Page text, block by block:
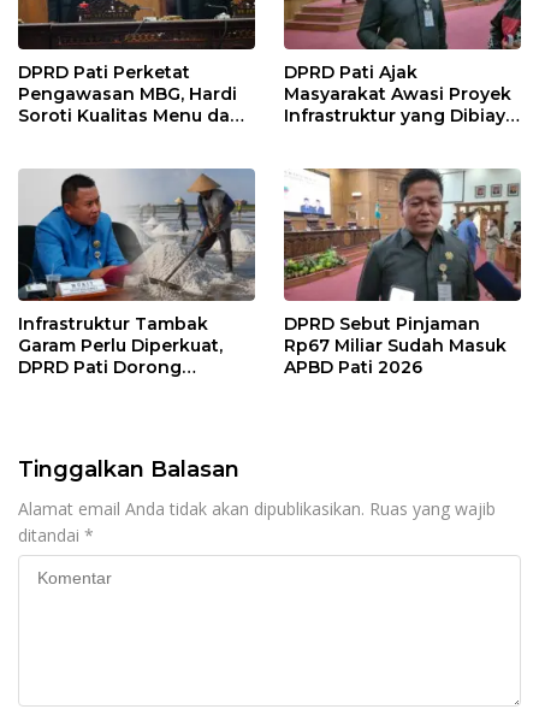
DPRD Pati Perketat
Pengawasan MBG, Hardi
Soroti Kualitas Menu dan
DPRD Pati Ajak
Masyarakat Awasi Proyek
Infrastruktur yang Dibiayai
Infrastruktur Tambak
Garam Perlu Diperkuat,
DPRD Pati Dorong
DPRD Sebut Pinjaman
Rp67 Miliar Sudah Masuk
APBD Pati 2026
Tinggalkan Balasan
Alamat email Anda tidak akan dipublikasikan. Ruas yang wajib
ditandai *